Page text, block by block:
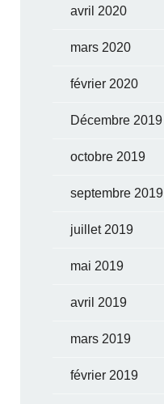
avril 2020
mars 2020
février 2020
Décembre 2019
octobre 2019
septembre 2019
juillet 2019
mai 2019
avril 2019
mars 2019
février 2019